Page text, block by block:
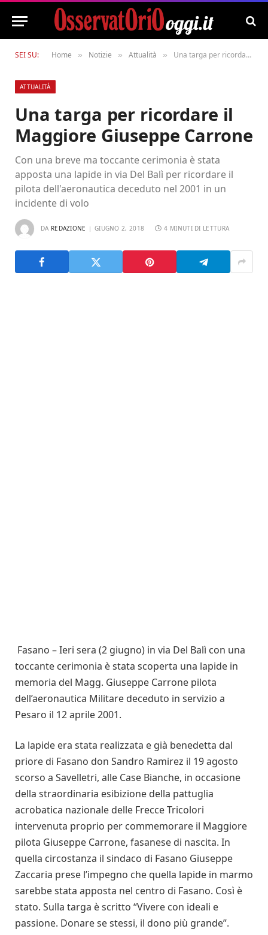
SEI SU: Home » Notizie » Attualità » Una targa per ricordare il Maggiore Giuseppe Carrone
ATTUALITÀ
Una targa per ricordare il
Maggiore Giuseppe Carrone
Con una breve ma toccante cerimonia è stata
apposta una lapide in via Del Balì per ricordare il
pilota dell'aeronautica deceduto nel 2001 in un
incidente di volo
DA REDAZIONE GIUGNO 2, 2018 4 MINUTI DI LETTURA
Fasano – Ieri sera (2 giugno) in via Del Balì con una
toccante cerimonia è stata scoperta una lapide in
memoria del Magg. Giuseppe Carrone pilota
dell’aeronautica Militare deceduto in servizio a
Pesaro il 12 aprile 2001.
La lapide era stata realizzata e già benedetta dal
priore di Fasano don Sandro Ramirez il 19 agosto
scorso a Savelletri, alle Case Bianche, in occasione
della straordinaria esibizione della pattuglia
acrobatica nazionale delle Frecce Tricolori
intervenuta proprio per commemorare il Maggiore
pilota Giuseppe Carrone, fasanese di nascita. In
quella circostanza il sindaco di Fasano Giuseppe
Zaccaria prese l’impegno che quella lapide in marmo
sarebbe stata apposta nel centro di Fasano. Così è
stato. Sulla targa è scritto “Vivere con ideali e
passione. Donare se stessi, il dono più grande”.